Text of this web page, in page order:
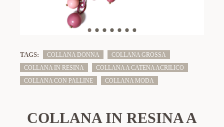
TAGS: COLLANA DONNA
COLLANA GROSSA
COLLANA IN RESINA
COLLANA A CATENA ACRILICO
COLLANA CON PALLINE
COLLANA MODA
COLLANA IN RESINA A